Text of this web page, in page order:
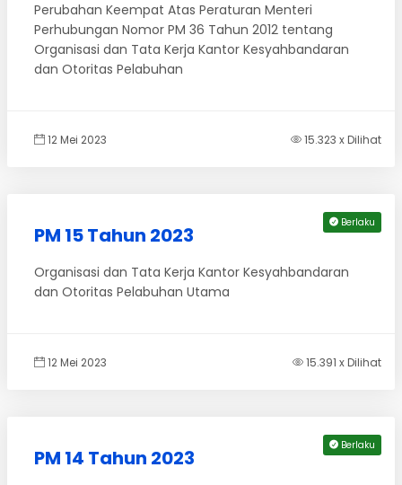
Perubahan Keempat Atas Peraturan Menteri
Perhubungan Nomor PM 36 Tahun 2012 tentang
Organisasi dan Tata Kerja Kantor Kesyahbandaran
dan Otoritas Pelabuhan
12 Mei 2023 15.323 x Dilihat
Berlaku
PM 15 Tahun 2023
Organisasi dan Tata Kerja Kantor Kesyahbandaran
dan Otoritas Pelabuhan Utama
12 Mei 2023 15.391 x Dilihat
Berlaku
PM 14 Tahun 2023